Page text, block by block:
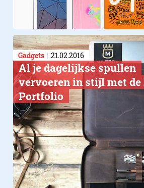
Gadgets 21.02.2016
Al je dagelijkse spullen
vervoeren in stijl met de
Portfolio